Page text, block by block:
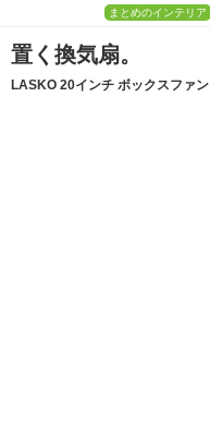
まとめのインテリア
置く換気扇。
LASKO 20インチ ボックスファン